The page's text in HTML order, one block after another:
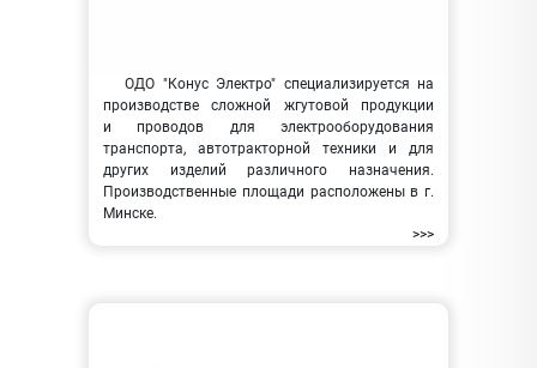
ОДО "Конус Электро" специализируется на
производстве сложной жгутовой продукции
и проводов для электрооборудования
транспорта, автотракторной техники и для
других изделий различного назначения.
Производственные площади расположены в г.
Минске.
>>>